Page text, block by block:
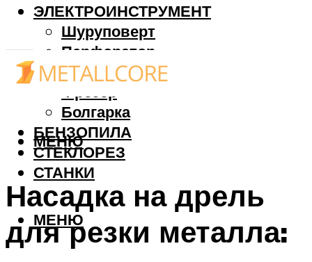
ЭЛЕКТРОИНСТРУМЕНТ
Шуруповерт
Перфоратор
Дрель
Фрезер
Болгарка
БЕНЗОПИЛА
СТЕКЛОРЕЗ
СТАНКИ
МЕНЮ
МЕНЮ
Насадка на дрель
для резки металла: